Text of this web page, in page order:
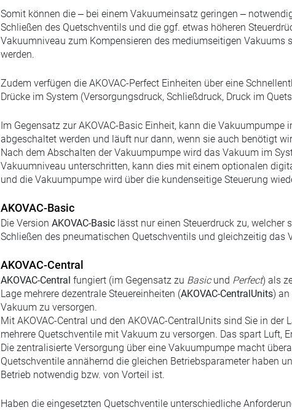
Somit können die – bei einem Vakuumeinsatz geringen –
Schließen des Quetschventils und die ggf. etwas höheren
Vakuumniveau zum Kompensieren des mediumseitigen Vakuums
werden.
Zudem verfügen die AKOVAC-Perfect Einheiten über eine
Drücke im System (Versorgungsdruck, Schließdruck, Druck im
Im Gegensatz zur AKOVAC-Basic Einheit, kann die Vakuumpumpe
abgeschaltet werden und läuft nur dann, wenn sie auch benötigt
Nach dem Abschalten der Vakuumpumpe wird das Vakuum im
Vakuumniveau unterschritten, kann dies mit einem optionalen
und die Vakuumpumpe wird über die kundenseitige Steuerung
AKOVAC-Basic
Die Version AKOVAC-Basiclässt nur einen Steuerdruck zu, welcher
Schließen des pneumatischen Quetschventils und gleichzeitig das
AKOVAC-Central
AKOVAC-Central fungiert (im Gegensatz zu Basic und Perfect) als
Lage mehrere dezentrale Steuereinheiten (AKOVAC-CentralUnits) an
Vakuum zu versorgen.
Mit AKOVAC-Central und den AKOVAC-CentralUnits sind Sie in
mehrere Quetschventile mit Vakuum zu versorgen. Das spart Luft,
Die zentralisierte Versorgung über eine Vakuumpumpe macht
Quetschventile annähernd die gleichen Betriebsparameter haben
Betrieb notwendig bzw. von Vorteil ist.
Haben die eingesetzten Quetschventile unterschiedliche